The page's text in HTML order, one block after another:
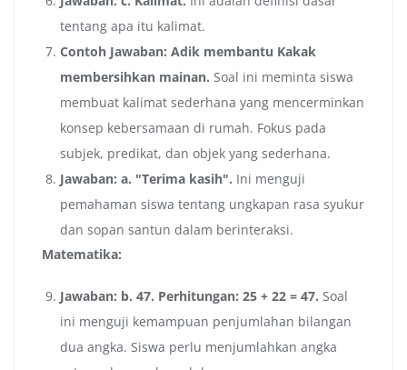
tentang apa itu kalimat.
Contoh Jawaban: Adik membantu Kakak
membersihkan mainan. Soal ini meminta siswa
membuat kalimat sederhana yang mencerminkan
konsep kebersamaan di rumah. Fokus pada
subjek, predikat, dan objek yang sederhana.
Jawaban: a. "Terima kasih". Ini menguji
pemahaman siswa tentang ungkapan rasa syukur
dan sopan santun dalam berinteraksi.
Matematika:
Jawaban: b. 47. Perhitungan: 25 + 22 = 47. Soal
ini menguji kemampuan penjumlahan bilangan
dua angka. Siswa perlu menjumlahkan angka